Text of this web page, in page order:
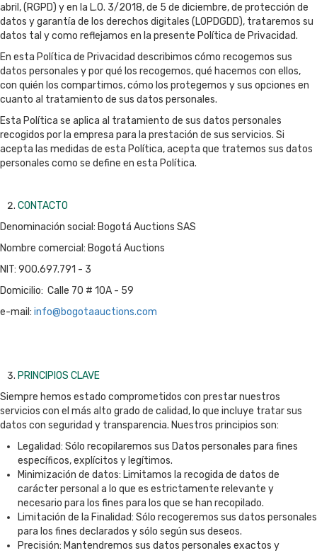
abril, (RGPD) y en la L.O. 3/2018, de 5 de diciembre, de protección de
datos y garantía de los derechos digitales (LOPDGDD), trataremos su
datos tal y como reflejamos en la presente Política de Privacidad.
En esta Política de Privacidad describimos cómo recogemos sus
datos personales y por qué los recogemos, qué hacemos con ellos,
con quién los compartimos, cómo los protegemos y sus opciones en
cuanto al tratamiento de sus datos personales.
Esta Política se aplica al tratamiento de sus datos personales
recogidos por la empresa para la prestación de sus servicios. Si
acepta las medidas de esta Política, acepta que tratemos sus datos
personales como se define en esta Política.
CONTACTO
Denominación social: Bogotá Auctions SAS
Nombre comercial: Bogotá Auctions
NIT: 900.697.791 - 3
Domicilio: Calle 70 # 10A - 59
e-mail: info@bogotaauctions.com
PRINCIPIOS CLAVE
Siempre hemos estado comprometidos con prestar nuestros
servicios con el más alto grado de calidad, lo que incluye tratar sus
datos con seguridad y transparencia. Nuestros principios son:
Legalidad: Sólo recopilaremos sus Datos personales para fines
específicos, explícitos y legítimos.
Minimización de datos: Limitamos la recogida de datos de
carácter personal a lo que es estrictamente relevante y
necesario para los fines para los que se han recopilado.
Limitación de la Finalidad: Sólo recogeremos sus datos personales
para los fines declarados y sólo según sus deseos.
Precisión: Mantendremos sus datos personales exactos y